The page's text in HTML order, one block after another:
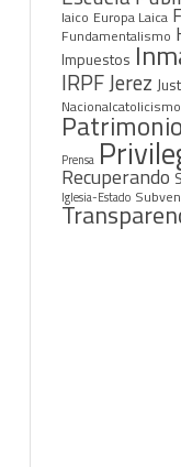
laico Europa Laica
Fundamentalismo
Impuestos
IRPFJerez
Nacionalcatolicismo
Patrimonio
Prensa
Recuperando
Iglesia-Estado